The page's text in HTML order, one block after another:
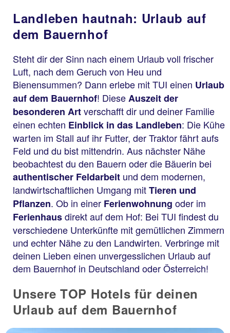
Landleben hautnah: Urlaub auf
dem Bauernhof
Steht dir der Sinn nach einem Urlaub voll frischer
Luft, nach dem Geruch von Heu und
Bienensummen? Dann erlebe mit TUI einen Urlaub
auf dem Bauernhof! DieseAuszeit der
besonderen Artverschafft dir und deiner Familie
einen echten Einblick in das Landleben: Die Kühe
warten im Stall auf ihr Futter, der Traktor fährt aufs
Feld und du bist mittendrin. Aus nächster Nähe
beobachtest du den Bauern oder die Bäuerin bei
authentischer Feldarbeit und dem modernen,
landwirtschaftlichen Umgang mitTieren und
Pflanzen. Ob in einer Ferienwohnung oder im
Ferienhausdirekt auf dem Hof: Bei TUI findest du
verschiedene Unterkünfte mit gemütlichen Zimmern
und echter Nähe zu den Landwirten. Verbringe mit
deinen Lieben einen unvergesslichen Urlaub auf
dem Bauernhof in Deutschland oder Österreich!
Unsere TOP Hotels für deinen
Urlaub auf dem Bauernhof